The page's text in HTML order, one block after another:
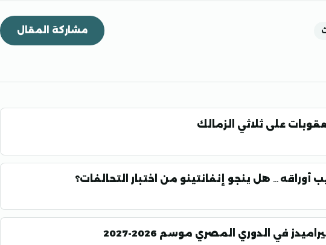
مشاركة المقال
على ثلاثي الزمالك
أوراقه… هل ينجو إنفانتينو من اختبار التحالفات؟
في الدوري المصري موسم 2026-2027